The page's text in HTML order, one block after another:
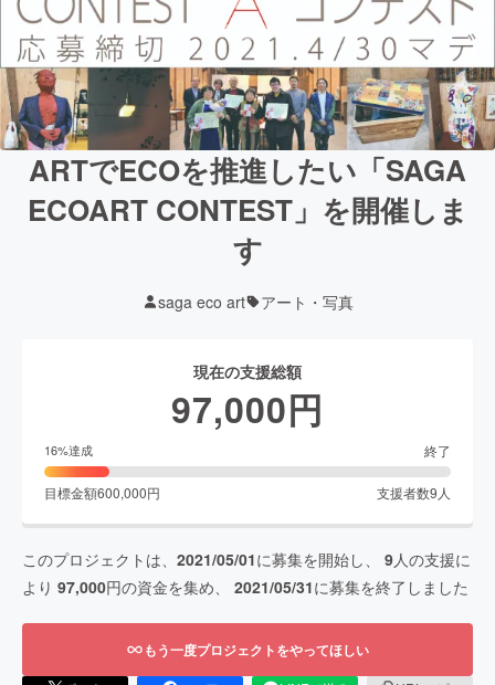
ARTでECOを推進したい「SAGA
ECOART CONTEST」を開催しま
す
saga eco art アート・写真
現在の支援総額
97,000円
16%達成 終了
目標金額600,000円 支援者数9 人
このプロジェクトは、 2021/05/01に募集を開始し、 9人の支援に
より 97,000円の資金を集め、 2021/05/31に募集を終了しました
もう一度プロジェクトをやってほしい